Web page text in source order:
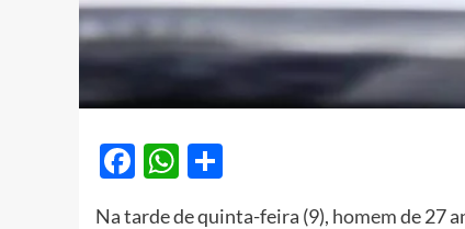
Facebook
WhatsApp
Na tarde de quinta-feira (9), homemde 27